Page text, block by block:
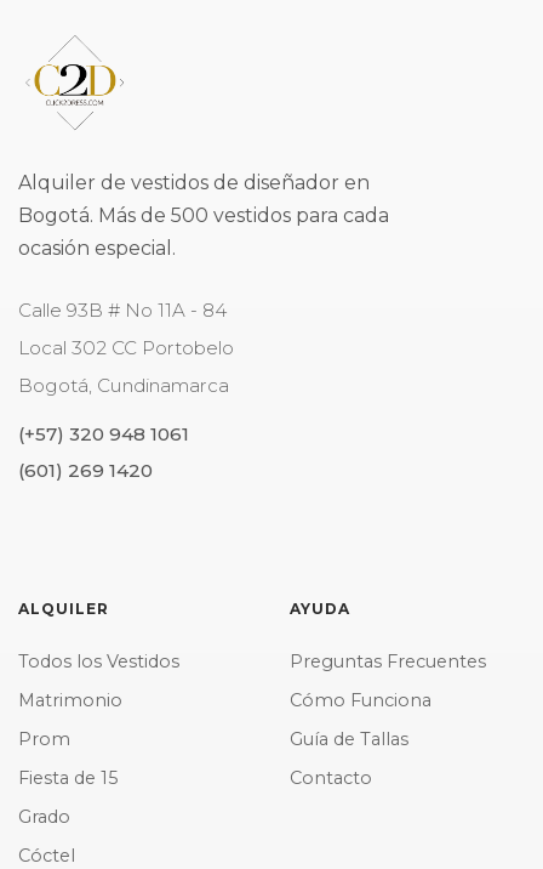
Alquiler de vestidos de diseñador en
Bogotá. Más de 500 vestidos para cada
ocasión especial.
Calle 93B # No 11A - 84
Local 302 CC Portobelo
Bogotá, Cundinamarca
(+57) 320 948 1061
(601) 269 1420
ALQUILER
Todos los Vestidos
Matrimonio
Prom
Fiesta de 15
Grado
Cóctel
AYUDA
Preguntas Frecuentes
Cómo Funciona
Guía de Tallas
Contacto